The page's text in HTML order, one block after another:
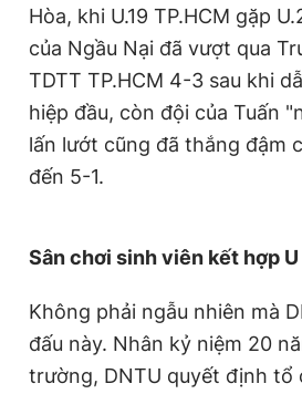
Hòa, khi U.19 TP.HCM gặp
của Ngầu Nại đã vượt qua
TDTT TP.HCM 4-3 sau khi
hiệp đầu, còn đội của Tuấn
lấn lướt cũng đã thắng đậm
đến 5-1.
Sân chơi sinh viên kết hợp U
Không phải ngẫu nhiên mà
đấu này. Nhân kỷ niệm 20
trường, DNTU quyết định tổ